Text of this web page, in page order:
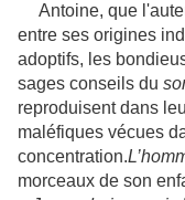
Antoine, que
entre ses origines
adoptifs, les
sages conseils du
reproduisent dans
maléfiques vécues
concentration.
morceaux de son